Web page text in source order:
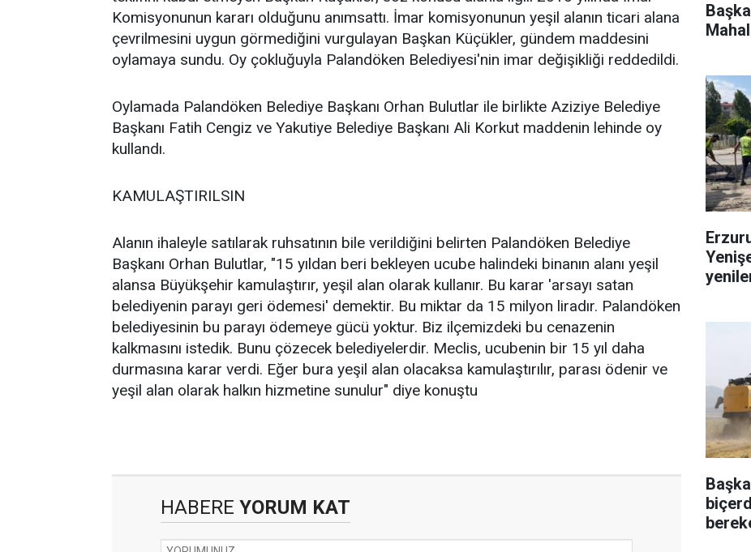
Komisyonunun kararı olduğunu anımsattı. İmar komisyonunun yeşil alanın ticari alana
çevrilmesini uygun görmediğini vurgulayan Başkan Küçükler, gündem maddesini
oylamaya sundu. Oy çokluğuyla Palandöken Belediyesi'nin imar değişikliği reddedildi.
Oylamada Palandöken Belediye Başkanı Orhan Bulutlar ile birlikte Aziziye Belediye
Başkanı Fatih Cengiz ve Yakutiye Belediye Başkanı Ali Korkut maddenin lehinde oy
kullandı.
KAMULAŞTIRILSIN
Alanın ihaleyle satılarak ruhsatının bile verildiğini belirten Palandöken Belediye
Başkanı Orhan Bulutlar, "15 yıldan beri bekleyen ucube halindeki binanın alanı yeşil
alansa Büyükşehir kamulaştırır, yeşil alan olarak kullanır. Bu karar 'arsayı satan
belediyenin parayı geri ödemesi' demektir. Bu miktar da 15 milyon liradır. Palandöken
belediyesinin bu parayı ödemeye gücü yoktur. Biz ilçemizdeki bu cenazenin
kalkmasını istedik. Bunu çözecek belediyelerdir. Meclis, ucubenin bir 15 yıl daha
durmasına karar verdi. Eğer bura yeşil alan olacaksa kamulaştırılır, parası ödenir ve
yeşil alan olarak halkın hizmetine sunulur" diye konuştu
HABERE YORUM KAT